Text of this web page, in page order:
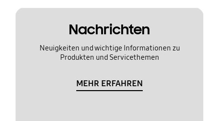
Nachrichten
Neuigkeiten und wichtige Informationen zu
Produkten und Servicethemen
MEHR ERFAHREN